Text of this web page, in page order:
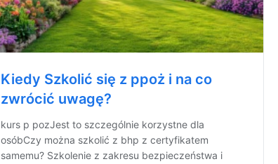
Kiedy Szkolić się z ppoż i na co
zwrócić uwagę?
kurs p pozJest to szczególnie korzystne dla
osóbCzy można szkolić z bhp z certyfikatem
samemu? Szkolenie z zakresu bezpieczeństwa i